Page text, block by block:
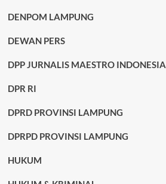
DENPOM LAMPUNG
DEWAN PERS
DPP JURNALIS MAESTRO INDONESIA
DPR RI
DPRD PROVINSI LAMPUNG
DPRPD PROVINSI LAMPUNG
HUKUM